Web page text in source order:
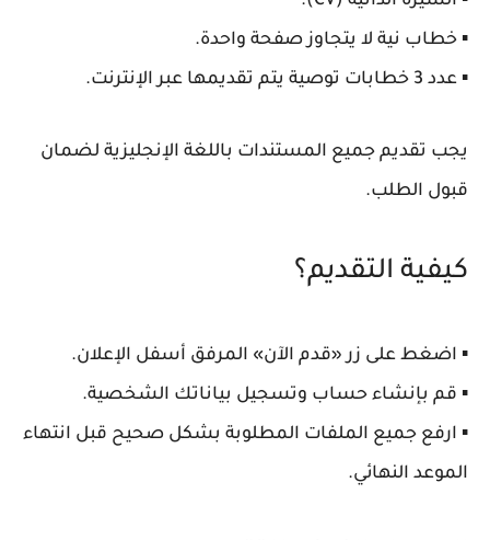
▪️ خطاب نية لا يتجاوز صفحة واحدة.
▪️ عدد 3 خطابات توصية يتم تقديمها عبر الإنترنت.
يجب تقديم جميع المستندات باللغة الإنجليزية لضمان
قبول الطلب.
كيفية التقديم؟
▪️ اضغط على زر «قدم الآن» المرفق أسفل الإعلان.
▪️ قم بإنشاء حساب وتسجيل بياناتك الشخصية.
▪️ ارفع جميع الملفات المطلوبة بشكل صحيح قبل انتهاء
الموعد النهائي.